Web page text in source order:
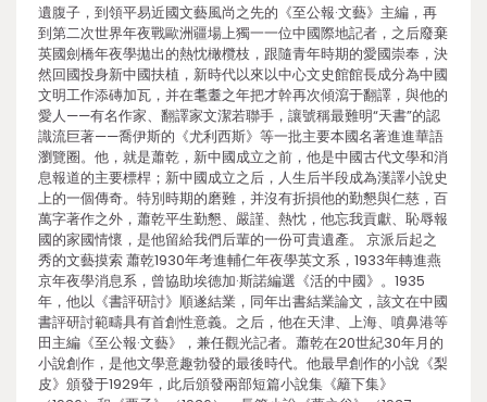
遺腹子，到領平易近國文藝風尚之先的《至公報·文藝》主編，再
到第二次世界年夜戰歐洲疆場上獨一一位中國際地記者，之后廢棄
英國劍橋年夜學拋出的熱忱橄欖枝，跟隨青年時期的愛國崇奉，決
然回國投身新中國扶植，新時代以來以中心文史館館長成分為中國
文明工作添磚加瓦，并在耄耋之年把才幹再次傾瀉于翻譯，與他的
愛人——有名作家、翻譯家文潔若聯手，讓號稱最難明“天書”的認
識流巨著——喬伊斯的《尤利西斯》等一批主要本國名著進進華語
瀏覽圈。他，就是蕭乾，新中國成立之前，他是中國古代文學和消
息報道的主要標桿；新中國成立之后，人生后半段成為漢譯小說史
上的一個傳奇。特別時期的磨難，并沒有折損他的勤懇與仁慈，百
萬字著作之外，蕭乾平生勤懇、嚴謹、熱忱，他忘我貢獻、恥辱報
國的家國情懷，是他留給我們后輩的一份可貴遺產。 京派后起之
秀的文藝摸索 蕭乾1930年考進輔仁年夜學英文系，1933年轉進燕
京年夜學消息系，曾協助埃德加·斯諾編選《活的中國》。1935
年，他以《書評研討》順遂結業，同年出書結業論文，該文在中國
書評研討範疇具有首創性意義。之后，他在天津、上海、噴鼻港等
田主編《至公報·文藝》，兼任觀光記者。蕭乾在20世紀30年月的
小說創作，是他文學意趣勃發的最後時代。他最早創作的小說《梨
皮》頒發于1929年，此后頒發兩部短篇小說集《籬下集》